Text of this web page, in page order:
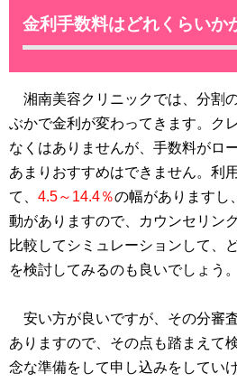
金利手数料はどれくらいか
湘南美容クリニックでは、分割
ぶかで金利が変わってきます。ク
なくはありませんが、手数料がロ
あまりおすすめはできません。利
て、 4.5～14.4％の幅がありますし
動がありますので、カウンセリン
比較してシミュレーションして、
を検討してみるのも良いでしょう。
安い方が良いですが、その分審
ありますので、その点も踏まえて
念な準備をして申し込みをしてい